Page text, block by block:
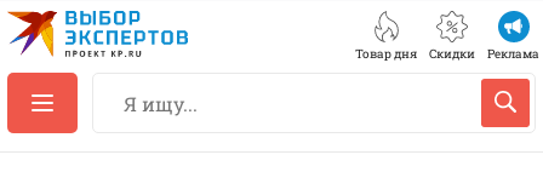
Товар дня Скидки Реклама